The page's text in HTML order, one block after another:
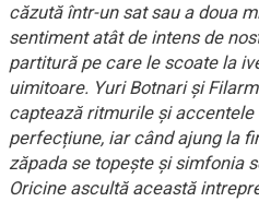
căzută într-un sat sau a doua
sentiment atât de intens de
partitură pe care le scoate la
uimitoare. Yuri Botnari și
captează ritmurile și accentele
perfecțiune, iar când ajung la
zăpada se topește și simfonia
Oricine ascultă această